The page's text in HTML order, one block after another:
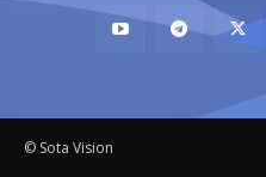
© Sota Vision